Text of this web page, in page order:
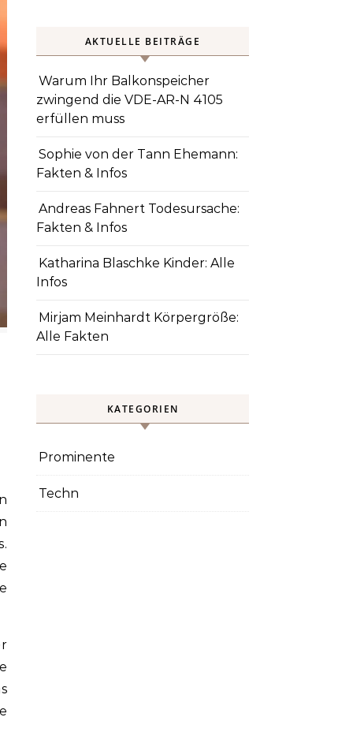
AKTUELLE BEITRÄGE
Warum Ihr Balkonspeicher
zwingend die VDE-AR-N 4105
erfüllen muss
Sophie von der Tann Ehemann:
Fakten & Infos
Andreas Fahnert Todesursache:
Fakten & Infos
Katharina Blaschke Kinder: Alle
Infos
Mirjam Meinhardt Körpergröße:
Alle Fakten
KATEGORIEN
Prominente
Techn